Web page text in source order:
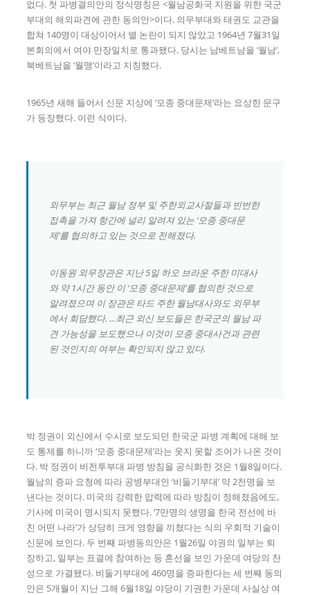
없다. 첫 파병결의안의 정식명칭은 <월남공화국 지원을 위한 국군
부대의 해외파견에 관한 동의안>이다. 의무부대와 태권도 교관을
합쳐 140명이 대상이어서 별 논란이 되지 않았고 1964년 7월31일
본회의에서 여야 만장일치로 통과됐다. 당시는 남베트남을 ‘월남’,
북베트남을 ‘월맹’이라고 지칭했다.
1965년 새해 들어서 신문 지상에 ‘모종 중대문제’라는 요상한 문구
가 등장했다. 이런 식이다.
외무부는 최근 월남 정부 및 주한외교사절들과 빈번한
접촉을 가져 항간에 널리 알려져 있는 ‘모종 중대문
제’를 협의하고 있는 것으로 전해졌다.
이동원 외무장관은 지난 5일 하오 브라운 주한 미대사
와 약 1시간 동안 이 ‘모종 중대문제’를 협의한 것으로
알려졌으며 이 장관은 타드 주한 월남대사와도 외무부
에서 회담했다. ...최근 외신 보도들은 한국군의 월남 파
견 가능성을 보도했으나 이것이 모종 중대사건과 관련
된 것인지의 여부는 확인되지 않고 있다.
박 정권이 외신에서 수시로 보도되던 한국군 파병 계획에 대해 보
도 통제를 하니까 ‘모종 중대문제’라는 웃지 못할 조어가 나온 것이
다. 박 정권이 비전투부대 파병 방침을 공식화한 것은 1월8일이다.
월남의 증파 요청에 따라 공병부대인 ‘비둘기부대’ 약 2천명을 보
낸다는 것이다. 미국의 강력한 압력에 따라 방침이 정해졌음에도,
기사에 미국이 명시되지 못했다. ‘7만명의 생명을 한국 전선에 바
친 어떤 나라’가 상당히 크게 영향을 끼쳤다는 식의 우회적 기술이
신문에 보인다. 두 번째 파병동의안은 1월26일 야권의 일부는 퇴
장하고, 일부는 표결에 참여하는 등 혼선을 보인 가운데 여당의 찬
성으로 가결됐다. 비둘기부대에 460명을 증파한다는 세 번째 동의
안은 5개월이 지난 그해 6월18일 야당이 기권한 가운데 사실상 여